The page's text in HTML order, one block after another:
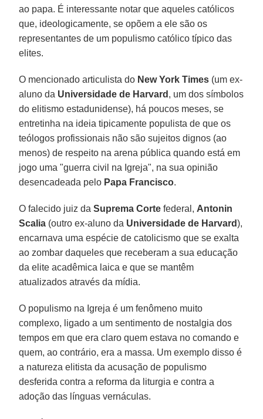
ao papa. É interessante notar que aqueles católicos
que, ideologicamente, se opõem a ele são os
representantes de um populismo católico típico das
elites.
O mencionado articulista do New York Times (um ex-
aluno da Universidade de Harvard , um dos símbolos
do elitismo estadunidense), há poucos meses, se
entretinha na ideia tipicamente populista de que os
teólogos profissionais não são sujeitos dignos (ao
menos) de respeito na arena pública quando está em
jogo uma "guerra civil na Igreja", na sua opinião
desencadeada pelo Papa Francisco.
O falecido juiz daSuprema Corte federal, Antonin
Scalia (outro ex-aluno da Universidade de Harvard),
encarnava uma espécie de catolicismo que se exalta
ao zombar daqueles que receberam a sua educação
da elite acadêmica laica e que se mantêm
atualizados através da mídia.
O populismo na Igreja é um fenômeno muito
complexo, ligado a um sentimento de nostalgia dos
tempos em que era claro quem estava no comando e
quem, ao contrário, era a massa. Um exemplo disso é
a natureza elitista da acusação de populismo
desferida contra a reforma da liturgia e contra a
adoção das línguas vernáculas.